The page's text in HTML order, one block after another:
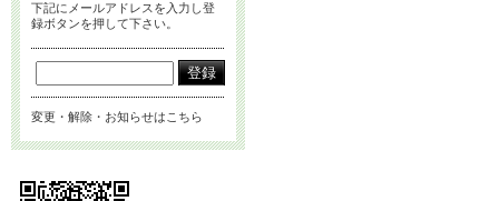
下記にメールアドレスを入力し登
録ボタンを押して下さい。
変更・解除・お知らせはこちら